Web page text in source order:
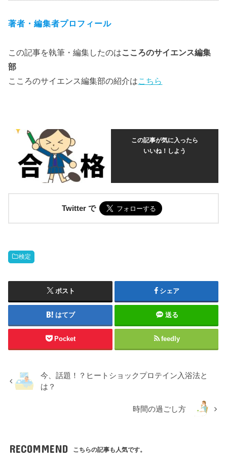
著者・編集者プロフィール
この記事を執筆・編集したのはこころのサイエンス編集
部
こころのサイエンス編集部の紹介はこちら
この記事が気に入ったら
いいね！しよう
Twitter で
検定
ポスト シェア
はてブ 送る
Pocket feedly
今、話題！？ヒートショックプロテイン入浴法と
は？
時間の過ごし方
RECOMMEND こちらの記事も人気です。